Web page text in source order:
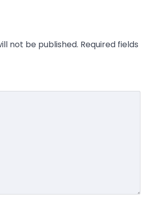
not be published. Required fields